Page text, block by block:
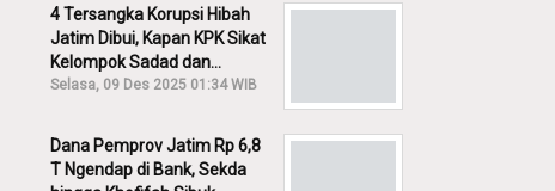
4 Tersangka Korupsi Hibah
Jatim Dibui, Kapan KPK Sikat
Kelompok Sadad dan
Iskandar?
Selasa, 09 Des 2025 01:34 WIB
Dana Pemprov Jatim Rp 6,8
T Ngendap di Bank, Sekda